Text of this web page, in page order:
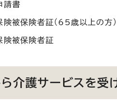
請書
険被保険者証（65歳以上の方）
険被保険者証
介護サービスを受